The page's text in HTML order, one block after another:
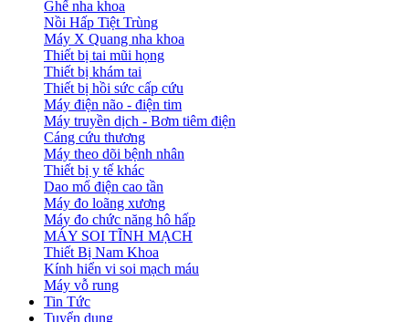
Ghế nha khoa
Nồi Hấp Tiệt Trùng
Máy X Quang nha khoa
Thiết bị tai mũi họng
Thiết bị khám tai
Thiết bị hồi sức cấp cứu
Máy điện não - điện tim
Máy truyền dịch - Bơm tiêm điện
Cáng cứu thương
Máy theo dõi bệnh nhân
Thiết bị y tế khác
Dao mổ điện cao tần
Máy đo loãng xương
Máy đo chức năng hô hấp
MÁY SOI TĨNH MẠCH
Thiết Bị Nam Khoa
Kính hiển vi soi mạch máu
Máy vỗ rung
Tin Tức
Tuyển dụng